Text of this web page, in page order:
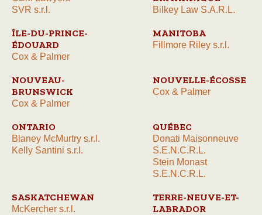
SVR s.r.l.
Bilkey Law S.A.R.L.
ÎLE-DU-PRINCE-
ÉDOUARD
Cox & Palmer
MANITOBA
Fillmore Riley s.r.l.
NOUVEAU-
BRUNSWICK
Cox & Palmer
NOUVELLE-ÉCOSSE
Cox & Palmer
ONTARIO
Blaney McMurtry s.r.l.
Kelly Santini s.r.l.
QUÉBEC
Donati Maisonneuve
S.E.N.C.R.L.
Stein Monast
S.E.N.C.R.L.
SASKATCHEWAN
McKercher s.r.l.
TERRE-NEUVE-ET-
LABRADOR